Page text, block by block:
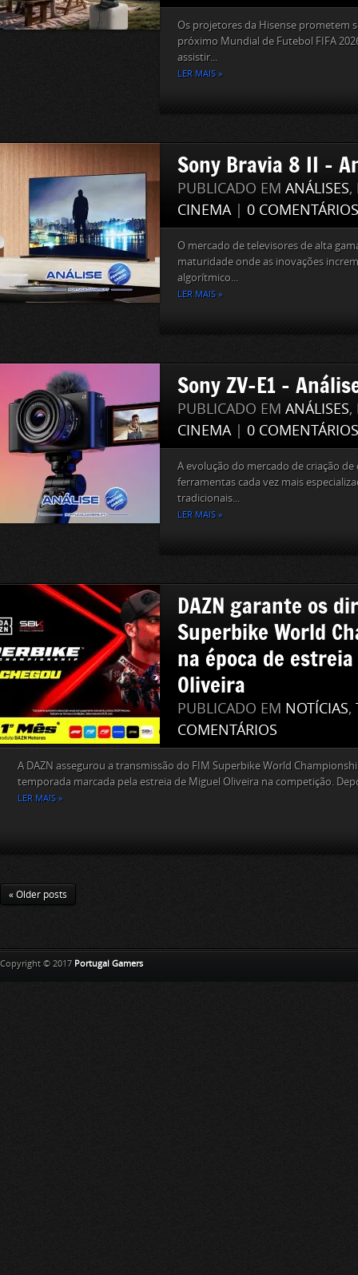
Os projetores da Hisense prometem
próximo Mundial de Futebol FIFA
assistir...
LER MAIS »
Sony Bravia 8 II –
PUBLICADO EM ANÁLISES,
CINEMA| 0 COMENTÁRIOS
O mercado de televisores de alta
maturidade onde as inovações
algorítmico...
LER MAIS »
Sony ZV-E1 –
PUBLICADO EM ANÁLISES,
CINEMA| 0 COMENTÁRIOS
A evolução do mercado de criação
ferramentas cada vez mais
tradicionais...
LER MAIS »
DAZN garante os
Superbike World
na época de
Oliveira
PUBLICADO EM NOTÍCIAS,
COMENTÁRIOS
A DAZN assegurou a transmissão do FIM Superbike World
temporada marcada pela estreia de Miguel Oliveira na competição.
LER MAIS »
« Older posts
Copyright © 2017 Portugal Gamers